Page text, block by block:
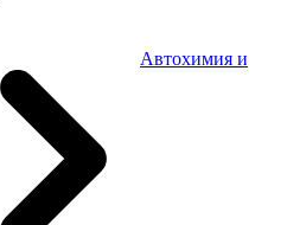
Автохимия и